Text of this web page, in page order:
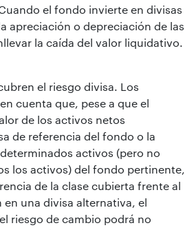
el fondo invierte en divisas
apreciación o depreciación de las
la caída del valor liquidativo.
el riesgo divisa. Los
cuenta que, pese a que el
de los activos netos
de referencia del fondo o la
activos (pero no
los activos) del fondo pertinente,
de la clase cubierta frente al
una divisa alternativa, el
riesgo de cambio podrá no